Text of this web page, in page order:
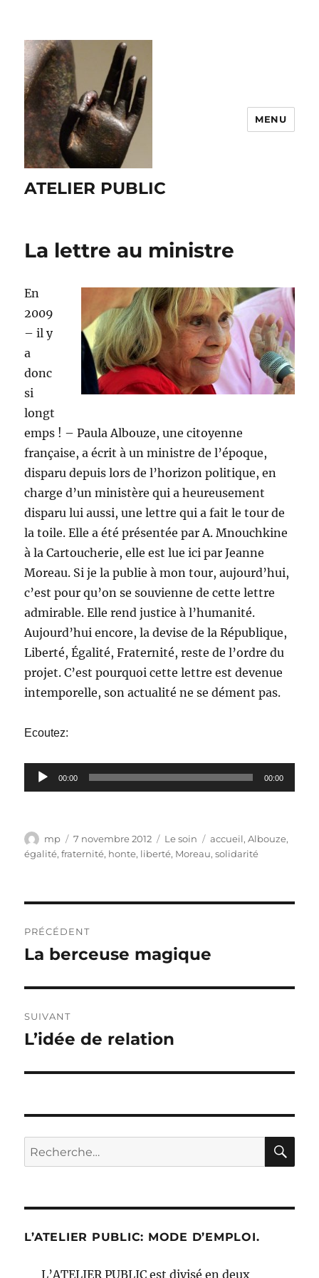
ATELIER PUBLIC
MENU
La lettre au ministre
En
2009
– il y
a
donc
si
longt
emps ! – Paula Albouze, une citoyenne
française, a écrit à un ministre de l’époque,
disparu depuis lors de l’horizon politique, en
charge d’un ministère qui a heureusement
disparu lui aussi, une lettre qui a fait le tour de
la toile. Elle a été présentée par A. Mnouchkine
à la Cartoucherie, elle est lue ici par Jeanne
Moreau. Si je la publie à mon tour, aujourd’hui,
c’est pour qu’on se souvienne de cette lettre
admirable. Elle rend justice à l’humanité.
Aujourd’hui encore, la devise de la République,
Liberté, Égalité, Fraternité, reste de l’ordre du
projet. C’est pourquoi cette lettre est devenue
intemporelle, son actualité ne se dément pas.
Ecoutez:
Lecteur
audio
00:00 00:00
Auteur
mp
Publié
le
7 novembre 2012 Catégories
Le soin Étiquettes
accueil,Albouze,
égalité,fraternité, honte, liberté, Moreau,solidarité
de
PRÉCÉDENT
Publication
La berceuse magique
SUIVANT
Publication
L’idée de relation
Recherche
pour :
L’ATELIER PUBLIC: MODE D’EMPLOI.
L’ATELIER PUBLIC est divisé en deux